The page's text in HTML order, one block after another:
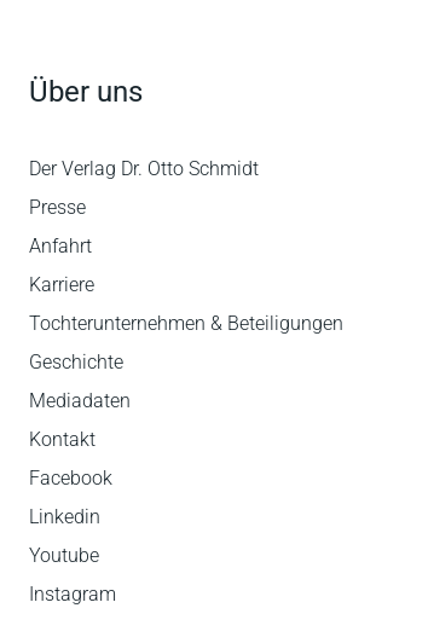
Über uns
Der Verlag Dr. Otto Schmidt
Presse
Anfahrt
Karriere
Tochterunternehmen & Beteiligungen
Geschichte
Mediadaten
Kontakt
Facebook
Linkedin
Youtube
Instagram